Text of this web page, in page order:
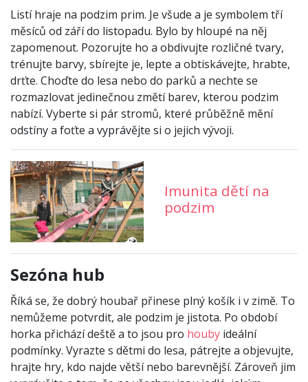
Listí hraje na podzim prim. Je všude a je symbolem tří
měsíců od září do listopadu. Bylo by hloupé na něj
zapomenout. Pozorujte ho a obdivujte rozličné tvary,
trénujte barvy, sbírejte je, lepte a obtiskávejte, hrabte,
drťte. Choďte do lesa nebo do parků a nechte se
rozmazlovat jedinečnou změtí barev, kterou podzim
nabízí. Vyberte si pár stromů, které průběžně mění
odstíny a foťte a vyprávějte si o jejich vývoji.
Imunita dětí na
podzim
Sezóna hub
Říká se, že dobrý houbař přinese plný košík i v zimě. To
nemůžeme potvrdit, ale podzim je jistota. Po období
horka přichází deště a to jsou pro houby ideální
podmínky. Vyrazte s dětmi do lesa, pátrejte a objevujte,
hrajte hry, kdo najde větší nebo barevnější. Zároveň jim